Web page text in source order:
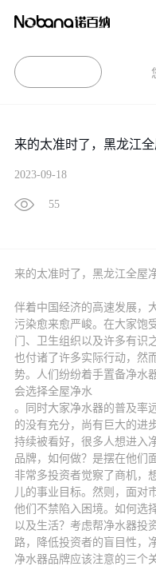
来的太准时了，黑龙江
2023-09-18
55
来的太准时了，黑龙江全屋
伴着中国经济的高速发展，
污染愈来愈严峻。在大家饱
门、卫生组织以及许多有识
也付诸了许多实际行动，然
势。人们纷纷着手置备净水
会选择全屋净水
。同时大家净水器的普及率
的没有充分，尚有巨大的进
持续被看好，很多人想进入
品牌，如何做？是摆在他们
非常多投资者觉察了商机，
儿的事业目标。然则，面对
他们不禁陷入困境。如何选
以及生活？考虑帮净水器投
路，降低投资者的盲目性，
净水器品牌应该注意的三个